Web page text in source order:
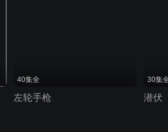
40集全
左轮手枪
30集
潜伏